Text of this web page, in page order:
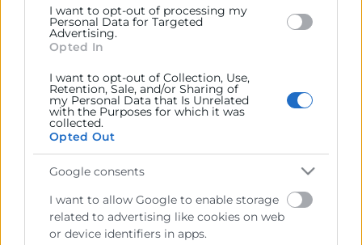
I want to opt-out of processing my
Personal Data for Targeted
Advertising.
Opted In
I want to opt-out of Collection, Use,
Retention, Sale, and/or Sharing of
my Personal Data that Is Unrelated
with the Purposes for which it was
collected.
Opted Out
Google consents
I want to allow Google to enable storage
related to advertising like cookies on web
or device identifiers in apps.
Cámara València es una corporación de derecho público,
colaboradora de las Administraciones Públicas, dedicada a:
Prestar servicios a las empresas.
Representar, promocionar y defender los intereses
generales del comercio, la industria y la navegación.